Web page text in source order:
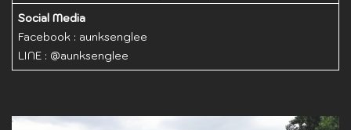
Social Media
Facebook : aunksenglee
LINE : @aunksenglee